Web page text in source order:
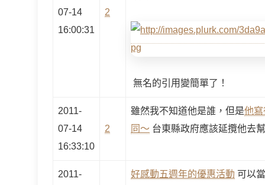
07-14
16:00:31
2
無名的引用變簡單了！
2011-
07-14
16:33:10
2
雖然我不知道他是誰，但是他
同～ 台東縣政府應該延攬他去
2011-
好感動五週年的優惠活動 可以